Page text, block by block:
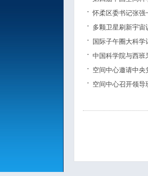
怀柔区委书记张强
多颗卫星刷新宇
国际子午圈大科
中国科学院与西班
空间中心邀请中
空间中心召开领